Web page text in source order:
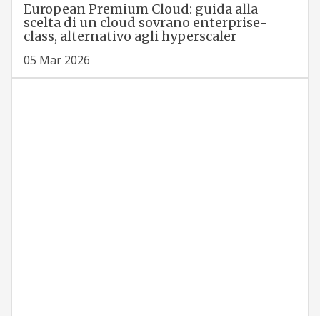
European Premium Cloud: guida alla
scelta di un cloud sovrano enterprise-
class, alternativo agli hyperscaler
05 Mar 2026